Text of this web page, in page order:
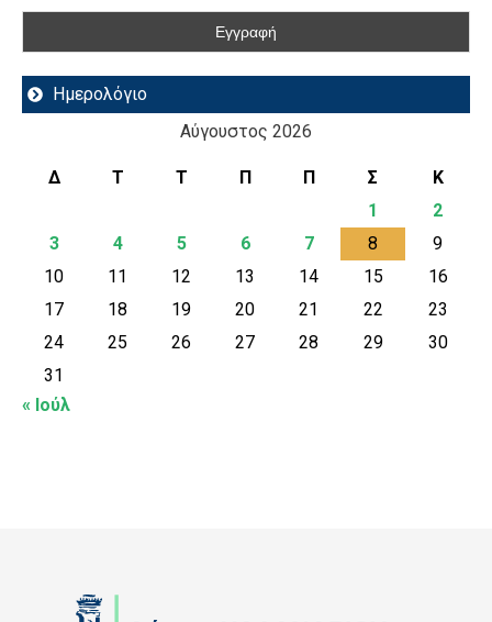
Ημερολόγιο
Αύγουστος 2026
Δ Τ Τ Π Π Σ
Κ
1
2
3
4 5 6 7 8
9
10
11 12 13 14 15
16
17
18 19 20 21 22
23
24
25 26 27 28 29
30
31
« Ιούλ